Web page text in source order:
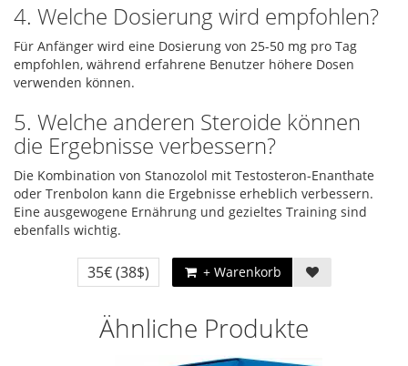
4. Welche Dosierung wird empfohlen?
Für Anfänger wird eine Dosierung von 25-50 mg pro Tag
empfohlen, während erfahrene Benutzer höhere Dosen
verwenden können.
5. Welche anderen Steroide können
die Ergebnisse verbessern?
Die Kombination von Stanozolol mit Testosteron-Enanthate
oder Trenbolon kann die Ergebnisse erheblich verbessern.
Eine ausgewogene Ernährung und gezieltes Training sind
ebenfalls wichtig.
35€(38$) + Warenkorb
Ähnliche Produkte